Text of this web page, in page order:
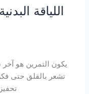
اللياقة
يكون التمرين هو
تشعر بالقلق حتى